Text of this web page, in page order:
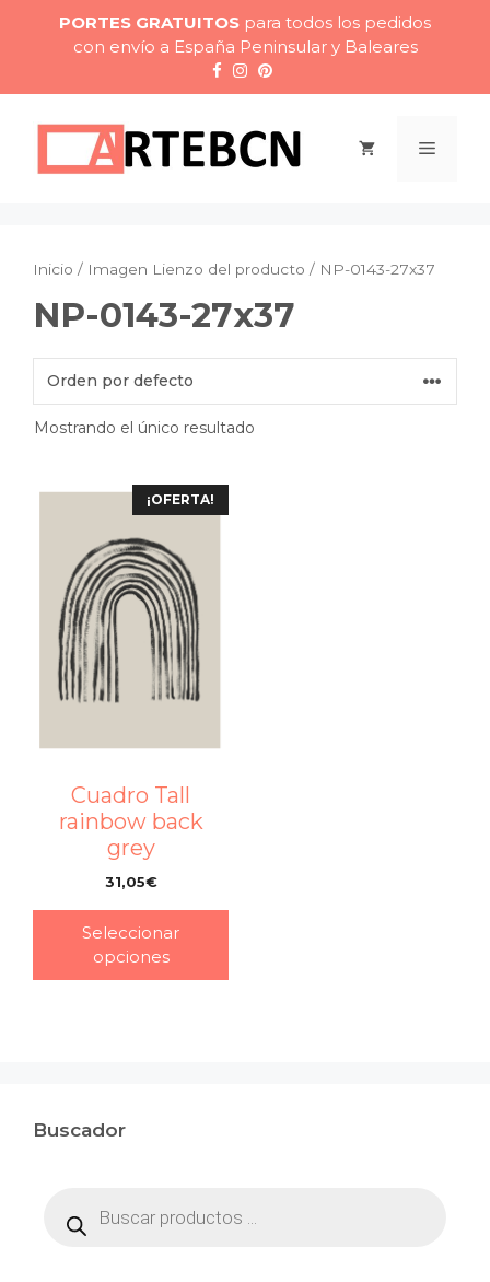
contenido
PORTES GRATUITOS para todos los pedidos
con envío a España Peninsular y Baleares
Menú
Inicio / Imagen Lienzo del producto / NP-0143-27x37
NP-0143-27x37
Mostrando el único resultado
¡OFERTA!
Cuadro Tall
rainbow back
grey
31,05€
Seleccionar
opciones
Buscador
productos